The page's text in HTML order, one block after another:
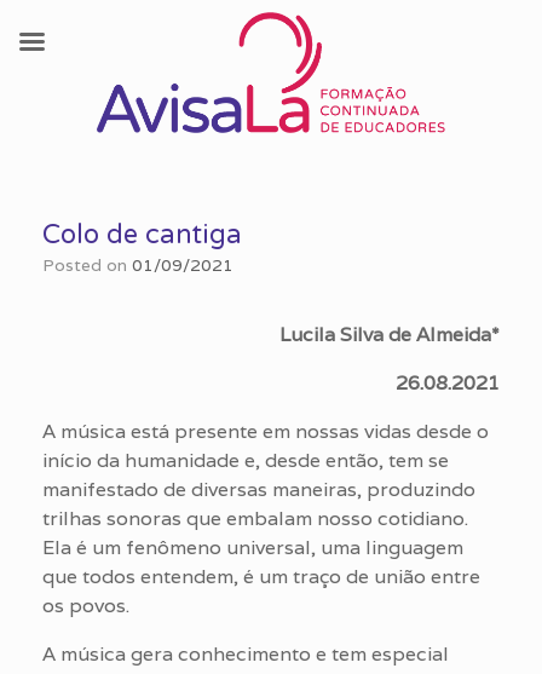
contentColo de cantiga
Posted on 01/09/2021
Lucila Silva de Almeida*
26.08.2021
A música está presente em nossas vidas desde o
início da humanidade e, desde então, tem se
manifestado de diversas maneiras, produzindo
trilhas sonoras que embalam nosso cotidiano.
Ela é um fenômeno universal, uma linguagem
que todos entendem, é um traço de união entre
os povos.
A música gera conhecimento e tem especial